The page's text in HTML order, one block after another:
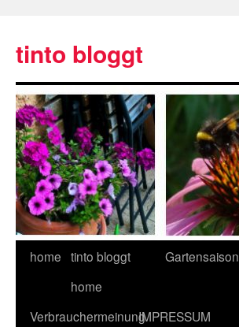
tinto bloggt
home tinto bloggt
home
Gartensaison
VerbrauchermeinungIMPRESSUM